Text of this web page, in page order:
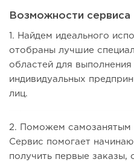
Возможности сервиса
1. Найдем идеального
отобраны лучшие
областей для выполнения
индивидуальных
лиц.
2. Поможем самозанятым
Сервис помогает
получить первые заказы,